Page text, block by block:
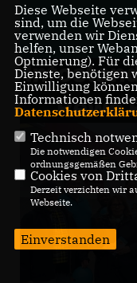
Diese Webseite
sind, um die
verwenden wir
helfen, unser
Optmierung). Für
Dienste, benötigen
Einwilligung
Informationen
Technisch
Die notwendigen
ordnungsgemäßen
Cookies von
Derzeit verzichten wir
Webseite.
Einverstanden